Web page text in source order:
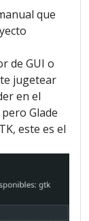
que
de GUI o
jugetear
en el
Glade
este es el